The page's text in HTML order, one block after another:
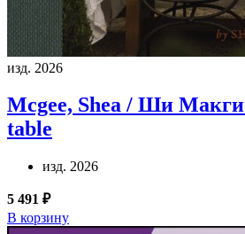
изд. 2026
Mcgee, Shea / Ши Макги
table
изд. 2026
5 491 ₽
В корзину